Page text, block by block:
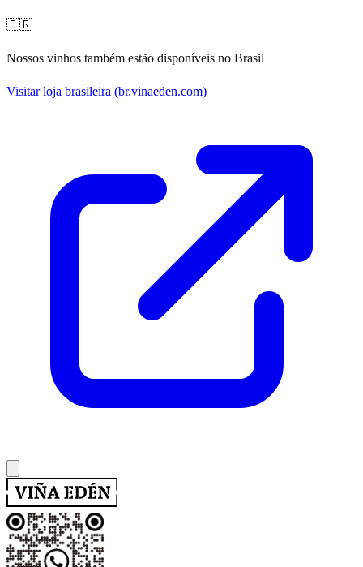
🇧🇷
Nossos vinhos também estão disponíveis no Brasil
Visitar loja brasileira (br.vinaeden.com)